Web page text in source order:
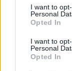
services and
not limited to
grant or deny
consent section.
I want to
Personal
Opted In
I want to
Personal
Opted In